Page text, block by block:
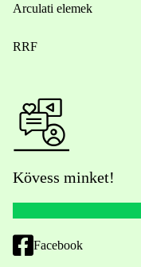
Arculati elemek
RRF
Kövess minket!
Facebook